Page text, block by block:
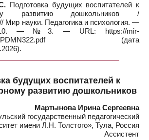
Подготовка будущих воспитателей к
развитию дошкольников /
науки. Педагогика и психология. —
— №3. — URL: https://mir-
58PDMN322.pdf (дата
будущих воспитателей к
развитию дошкольников
Мартынова Ирина Сергеевна
государственный педагогический
имени Л.Н. Толстого», Тула, Россия
Ассистент